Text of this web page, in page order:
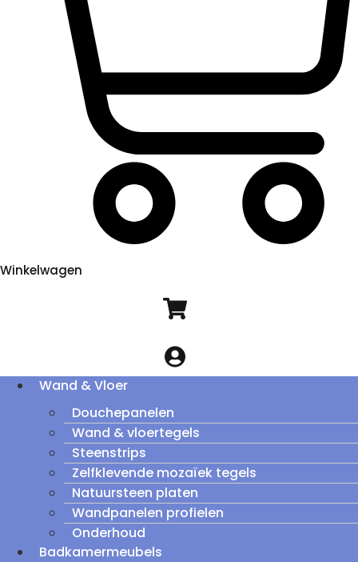
Winkelwagen
Wand & Vloer
Douchepanelen
Wand & vloertegels
Steenstrips
Zelfklevende mozaïek tegels
Natuursteen platen
Wandpanelen profielen
Onderhoud
Badkamermeubels